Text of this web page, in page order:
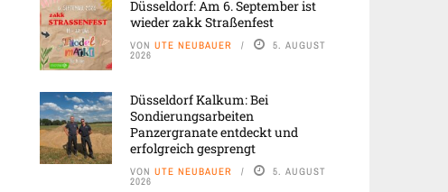
Düsseldorf: Am 6. September ist
wieder zakk Straßenfest
VON UTE NEUBAUER 5. AUGUST
2026
Düsseldorf Kalkum: Bei
Sondierungsarbeiten
Panzergranate entdeckt und
erfolgreich gesprengt
VON UTE NEUBAUER 5. AUGUST
2026